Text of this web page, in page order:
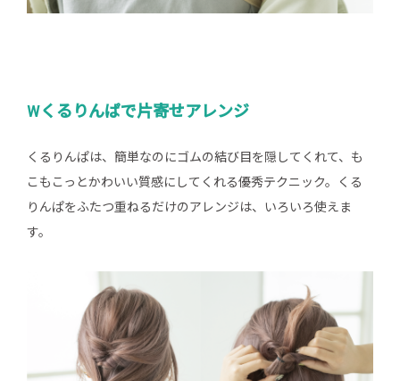
Wくるりんぱで片寄せアレンジ
くるりんぱは、簡単なのにゴムの結び目を隠してくれて、も
こもこっとかわいい質感にしてくれる優秀テクニック。くる
りんぱをふたつ重ねるだけのアレンジは、いろいろ使えま
す。